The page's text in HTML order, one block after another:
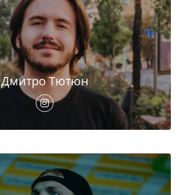
Дмитро Тютюн